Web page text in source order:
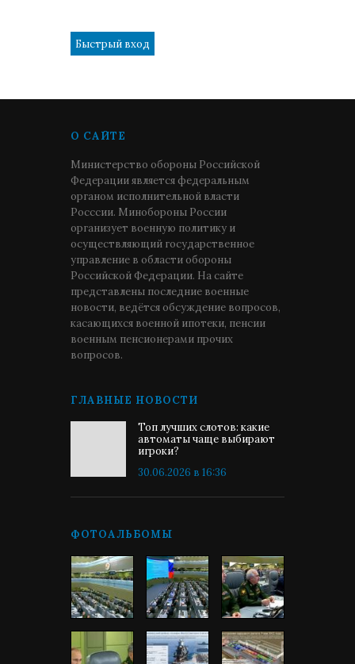
О САЙТЕ
Министерство обороны Российской
Федерации является федеральным
органом исполнительной власти
Росссии. Минобороны России
организует военную политику и
осуществляющий государственное
управление в области обороны
Российской Федерации. На сайте
представлены последние военные
новости, ведётся обсуждение вопросов,
касающихся военной ипотеки, пенсии
военным пенсионерами прочих
вопросов.
ГЛАВНЫЕ НОВОСТИ
Топ лучших слотов: какие
автоматы чаще выбирают
игроки?
30.06.2026 в 16:36
ФОТОАЛЬБОМЫ